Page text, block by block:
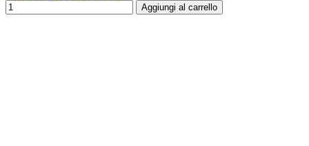
Aggiungi al carrello